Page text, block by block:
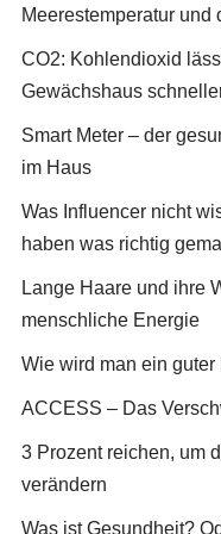
Meerestemperatur
CO2: Kohlendioxid
Gewächshaus
Smart Meter – der
im Haus
Was Influencer nicht
haben was richtig
Lange Haare und ihre
menschliche Energie
Wie wird man ein guter
ACCESS – Das
3 Prozent reichen, um
verändern
Was ist Gesundheit?